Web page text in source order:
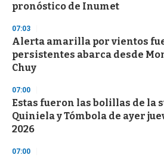
pronóstico de Inumet
07:03
Alerta amarilla por vientos
persistentes abarca desde
Chuy
07:00
Estas fueron las bolillas de la
Quiniela y Tómbola de ayer
2026
07:00